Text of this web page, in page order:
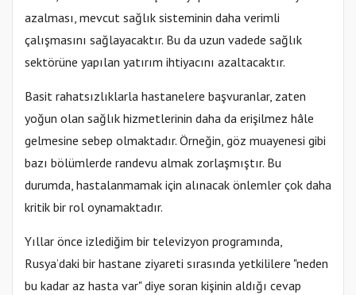
azalması, mevcut sağlık sisteminin daha verimli
çalışmasını sağlayacaktır. Bu da uzun vadede sağlık
sektörüne yapılan yatırım ihtiyacını azaltacaktır.
Basit rahatsızlıklarla hastanelere başvuranlar, zaten
yoğun olan sağlık hizmetlerinin daha da erişilmez hâle
gelmesine sebep olmaktadır. Örneğin, göz muayenesi gibi
bazı bölümlerde randevu almak zorlaşmıştır. Bu
durumda, hastalanmamak için alınacak önlemler çok daha
kritik bir rol oynamaktadır.
Yıllar önce izlediğim bir televizyon programında,
Rusya’daki bir hastane ziyareti sırasında yetkililere "neden
bu kadar az hasta var" diye soran kişinin aldığı cevap